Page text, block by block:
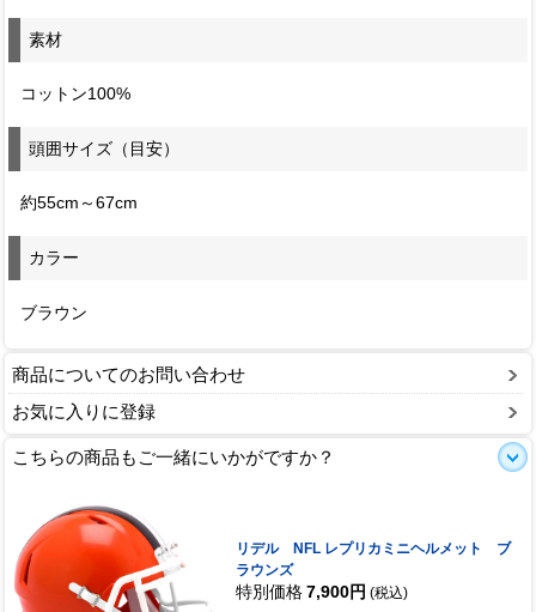
素材
コットン100%
頭囲サイズ（目安）
約55cm～67cm
カラー
ブラウン
商品についてのお問い合わせ
お気に入りに登録
こちらの商品もご一緒にいかがですか？
リデル NFL レプリカミニヘルメット ブ
ラウンズ
特別価格 7,900円 (税込)